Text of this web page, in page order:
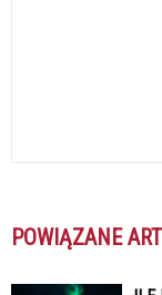
POWIĄZANE